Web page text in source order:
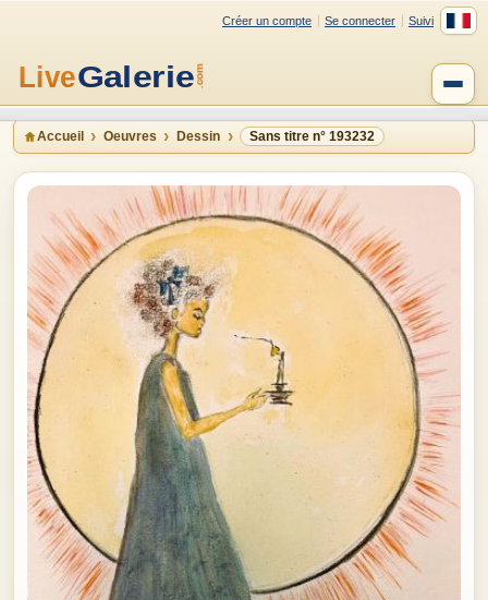
Créer un compte Se connecter Suivi
Accueil Oeuvres Dessin Sans titre n° 193232